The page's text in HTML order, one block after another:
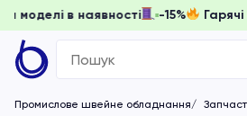
моделі в наявності -15%
Search
for:
Промислове швейне обладнання